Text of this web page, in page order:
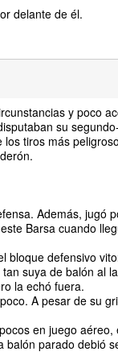
delante de él.
y poco
su
tiros más
Además, jugó
Barsa cuando
defensivo
suya de balón al
la echó fuera.
A pesar de su
en juego
balón parado debió